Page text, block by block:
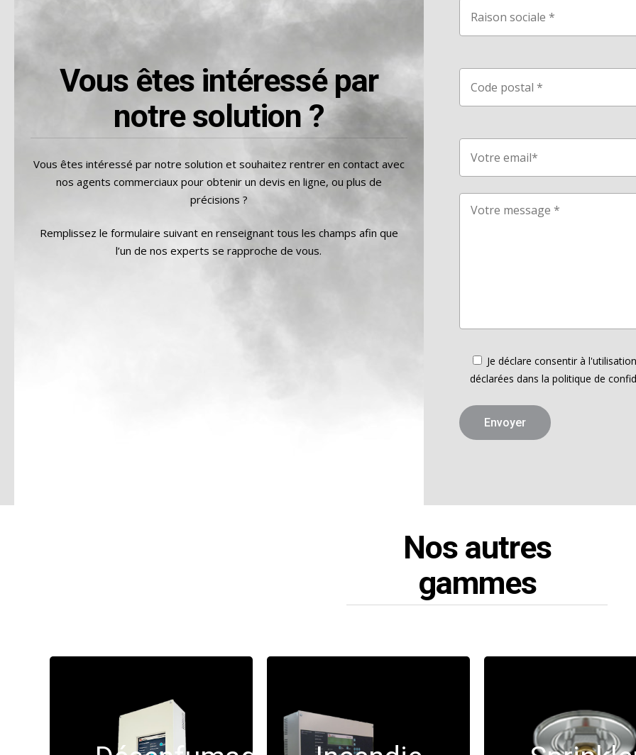
Vous êtes intéressé par
notre solution ?
Vous êtes intéressé par notre solution et souhaitez rentrer en contact avec
nos agents commerciaux pour obtenir un devis en ligne, ou plus de
précisions ?
Remplissez le formulaire suivant en renseignant tous les champs afin que
l’un de nos experts se rapproche de vous.
Je déclare consentir à
déclarées dans la politique de
Nos autres
gammes